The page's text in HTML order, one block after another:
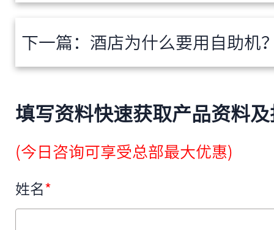
下一篇： 酒店为什么要用自助机？算算
填写资料快速获取产品资料
(今日咨询可享受总部最大优惠)
姓名*